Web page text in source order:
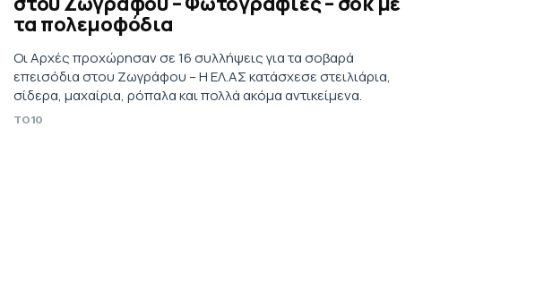
τα πολεμοφόδια
Οι Αρχές προχώρησαν σε 16 συλλήψεις για τα σοβαρά
επεισόδια στου Ζωγράφου – Η ΕΛ.ΑΣ κατάσχεσε στειλιάρια,
σίδερα, μαχαίρια, ρόπαλα και πολλά ακόμα αντικείμενα.
TO10